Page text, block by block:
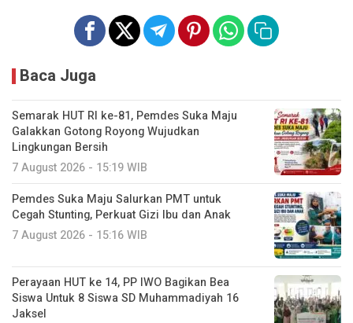
Baca Juga
Semarak HUT RI ke-81, Pemdes Suka Maju
Galakkan Gotong Royong Wujudkan
Lingkungan Bersih
7 August 2026 - 15:19 WIB
Pemdes Suka Maju Salurkan PMT untuk
Cegah Stunting, Perkuat Gizi Ibu dan Anak
7 August 2026 - 15:16 WIB
Perayaan HUT ke 14, PP IWO Bagikan Bea
Siswa Untuk 8 Siswa SD Muhammadiyah 16
Jaksel